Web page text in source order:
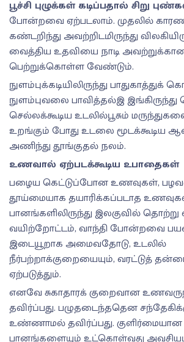
பூச்சி புழுக்கள் கடிப்பதால் சிறு
போன்றவை ஏற்படலாம். முதலில்
கண்டறிந்து அவற்றிடமிருந்து
வைத்திய உதவியை நாடி
பெற்றுக்கொள்ள வேண்டும்.
நுளம்புக்கடியிலிருந்து
நுளம்புவலை பாவித்தல்இ
செல்லக்கூடிய உடலில்பூசும்
உறங்கும் போது உடலை மூடக்கூடிய
அணிந்து தூங்குதல் நலம்.
உணவால் ஏற்படக்கூடிய உபாதைகள்
பழைய கெட்டுப்போன உணவுகள்,
தூய்மையாக தயாரிக்கப்படாத
பானங்களிலிருந்து இலகுவில் தொற்று
வயிற்றோட்டம், வாந்தி போன்றவை
இடையூறாக அமைவதோடு, உடலில்
நீர்பற்றாக்குறையையும், வரட்டுத்
ஏற்படுத்தும்.
எனவே சுகாதாரக் குறைவான
தவிர்ப்பது. பழுதடைந்ததென
உண்ணாமல் தவிர்ப்பது.
பானங்களையும் உட்கொள்வது